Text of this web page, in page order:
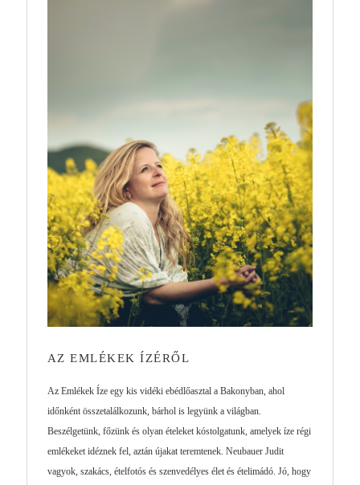
AZ EMLÉKEK ÍZÉRŐL
Az Emlékek Íze egy kis vidéki ebédlőasztal a Bakonyban, ahol
időnként összetalálkozunk, bárhol is legyünk a világban.
Beszélgetünk, főzünk és olyan ételeket kóstolgatunk, amelyek íze régi
emlékeket idéznek fel, aztán újakat teremtenek. Neubauer Judit
vagyok, szakács, ételfotós és szenvedélyes élet és ételimádó. Jó, hogy